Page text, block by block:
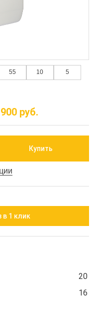
55 10 5
руб.
Купить
в 1 клик
20
16